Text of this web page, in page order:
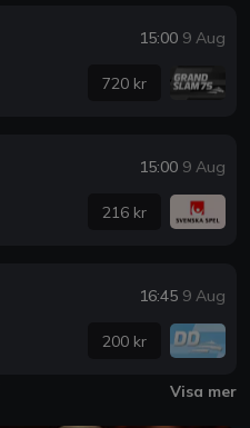
15:00 9 Aug
720 kr
15:00 9 Aug
216 kr
16:45 9 Aug
200 kr
Visa mer